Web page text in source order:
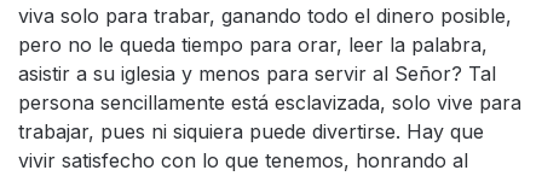
viva solo para trabar, ganando todo el dinero posible,
pero no le queda tiempo para orar, leer la palabra,
asistir a su iglesia y menos para servir al Señor? Tal
persona sencillamente está esclavizada, solo vive para
trabajar, pues ni siquiera puede divertirse. Hay que
vivir satisfecho con lo que tenemos, honrando al